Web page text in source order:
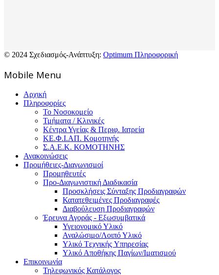
© 2024 Σχεδιασμός-Ανάπτυξη: Optimum Πληροφορική
Mοbile Menu
Αρχική
Πληροφορίες
Το Νοσοκομείο
Τμήματα / Κλινικές
Κέντρα Υγείας & Περιφ. Ιατρεία
ΚΕ.Φ.Ι.ΑΠ. Κομοτηνής
Σ.Α.Ε.Κ. ΚΟΜΟΤΗΝΗΣ
Ανακοινώσεις
Προμήθειες-Διαγωνισμοί
Προμηθευτές
Προ-Διαγωνιστική Διαδικασία
Προσκλήσεις Σύνταξης Προδιαγραφών
Κατατεθειμένες Προδιαγραφές
Διαβούλευση Προδιαγραφών
Έρευνα Αγοράς - Εξωσυμβατικά
Υγειονομικό Υλικό
Αναλώσιμο/Λοιπό Υλικό
Υλικό Tεχνικής Yπηρεσίας
Υλικό Αποθήκης Παγίων/Ιματισμού
Επικοινωνία
Τηλεφωνικός Κατάλογος